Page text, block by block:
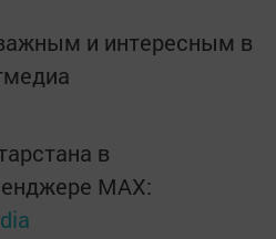
и интересным в
в
MАХ: